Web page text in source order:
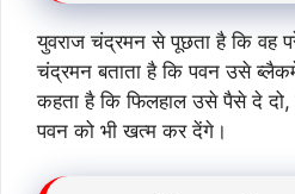
युवराज चंद्रमन से पूछता है कि वह
चंद्रमन बताता है कि पवन उसे
कहता है कि फिलहाल उसे पैसे दे
पवन को भी खत्म कर देंगे।